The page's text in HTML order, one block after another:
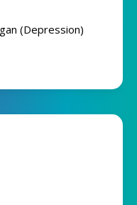
(Depression)